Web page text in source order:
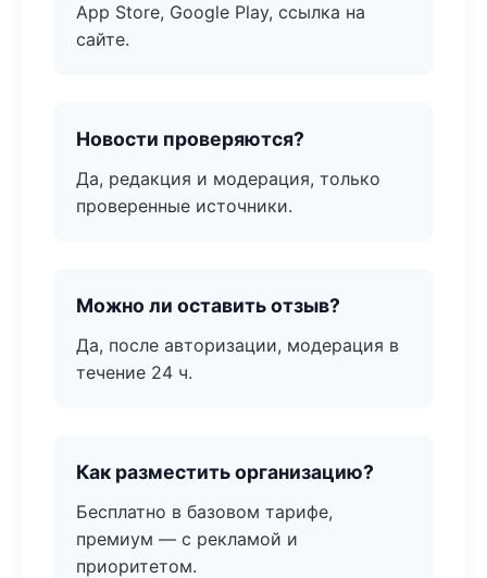
App Store, Google Play, ссылка на
сайте.
Новости проверяются?
Да, редакция и модерация, только
проверенные источники.
Можно ли оставить отзыв?
Да, после авторизации, модерация в
течение 24 ч.
Как разместить организацию?
Бесплатно в базовом тарифе,
премиум — с рекламой и
приоритетом.